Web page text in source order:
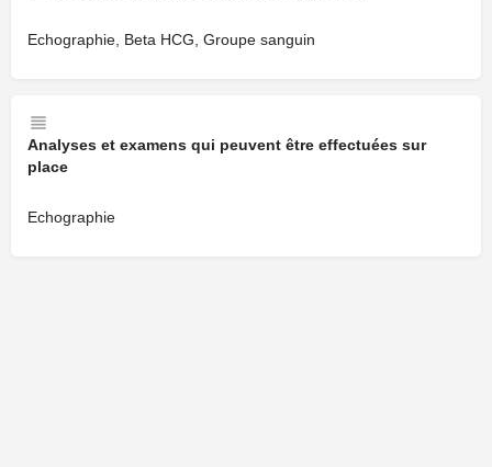
Echographie, Beta HCG, Groupe sanguin
Analyses et examens qui peuvent être effectuées sur
place
Echographie